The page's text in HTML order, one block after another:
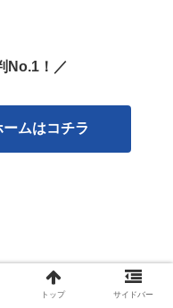
No.1！／
ムはコチラ
トップ サイドバー